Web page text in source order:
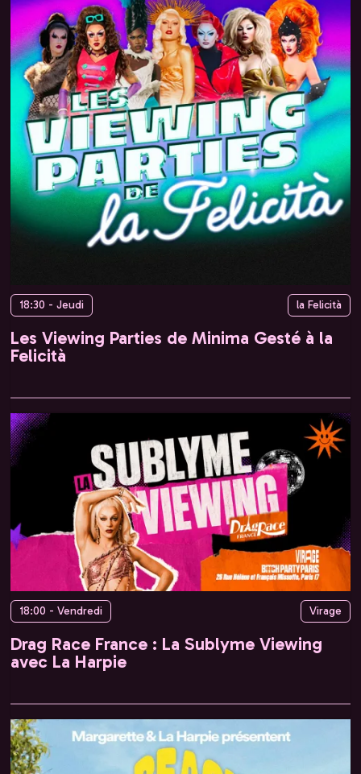
18:30 - Jeudi la Felicità
Les Viewing Parties de Minima Gesté à la
Felicità
18:00 - Vendredi Virage
Drag Race France : La Sublyme Viewing
avec La Harpie